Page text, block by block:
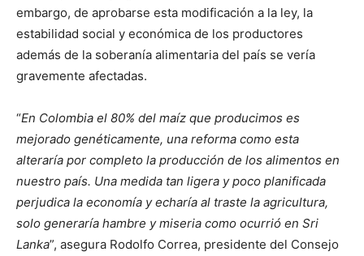
embargo, de aprobarse esta modificación a la ley, la
estabilidad social y económica de los productores
además de la soberanía alimentaria del país se vería
gravemente afectadas.
“En Colombia el 80% del maíz que producimos es
mejorado genéticamente, una reforma como esta
alteraría por completo la producción de los alimentos en
nuestro país. Una medida tan ligera y poco planificada
perjudica la economía y echaría al traste la agricultura,
solo generaría hambre y miseria como ocurrió en Sri
Lanka”, asegura Rodolfo Correa, presidente del Consejo